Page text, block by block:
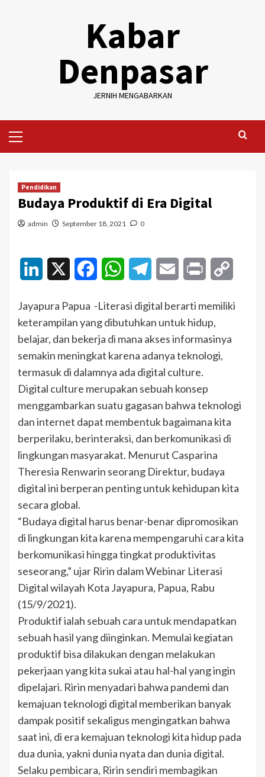
Kabar
Denpasar
JERNIH MENGABARKAN
Menu
Pendidikan
Budaya Produktif di Era Digital
admin September 18, 2021 0
LinkedIn FacebookWhatsAppTelegramEmail Print
Jayapura Papua -Literasi digital berarti memiliki
keterampilan yang dibutuhkan untuk hidup,
belajar, dan bekerja di mana akses informasinya
semakin meningkat karena adanya teknologi,
termasuk di dalamnya ada digital culture.
Digital culture merupakan sebuah konsep
menggambarkan suatu gagasan bahwa teknologi
dan internet dapat membentuk bagaimana kita
berperilaku, berinteraksi, dan berkomunikasi di
lingkungan masyarakat. Menurut Casparina
Theresia Renwarin seorang Direktur, budaya
digital ini berperan penting untuk kehidupan kita
secara global.
“Budaya digital harus benar-benar dipromosikan
di lingkungan kita karena mempengaruhi cara kita
berkomunikasi hingga tingkat produktivitas
seseorang,” ujar Ririn dalam Webinar Literasi
Digital wilayah Kota Jayapura, Papua, Rabu
(15/9/2021).
Produktif ialah sebuah cara untuk mendapatkan
sebuah hasil yang diinginkan. Memulai kegiatan
produktif bisa dilakukan dengan melakukan
pekerjaan yang kita sukai atau hal-hal yang ingin
dipelajari. Ririn menyadari bahwa pandemi dan
kemajuan teknologi digital memberikan banyak
dampak positif sekaligus mengingatkan bahwa
saat ini, di era kemajuan teknologi kita hidup pada
dua dunia, yakni dunia nyata dan dunia digital.
Selaku pembicara, Ririn sendiri membagikan